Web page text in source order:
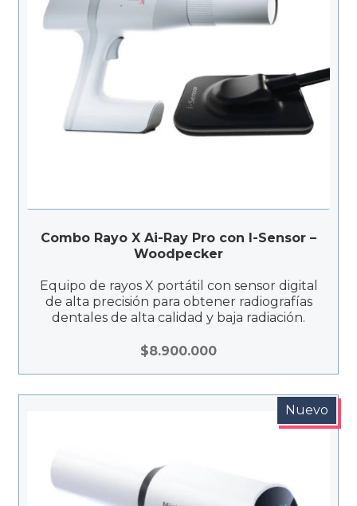
Combo Rayo X Ai-Ray Pro con I-Sensor –
Woodpecker
Equipo de rayos X portátil con sensor digital
de alta precisión para obtener radiografías
dentales de alta calidad y baja radiación.
$8.900.000
Nuevo